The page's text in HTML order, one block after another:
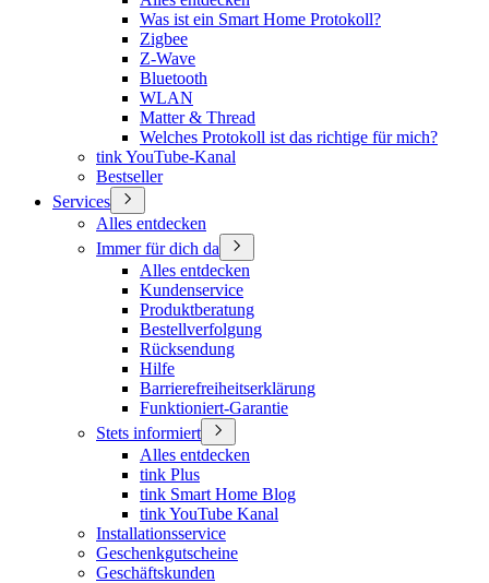
Was ist ein Smart Home Protokoll?
Zigbee
Z-Wave
Bluetooth
WLAN
Matter & Thread
Welches Protokoll ist das richtige für mich?
tink YouTube-Kanal
Bestseller
Services
Alles entdecken
Immer für dich da
Alles entdecken
Kundenservice
Produktberatung
Bestellverfolgung
Rücksendung
Hilfe
Barrierefreiheitserklärung
Funktioniert-Garantie
Stets informiert
Alles entdecken
tink Plus
tink Smart Home Blog
tink YouTube Kanal
Installationsservice
Geschenkgutscheine
Geschäftskunden